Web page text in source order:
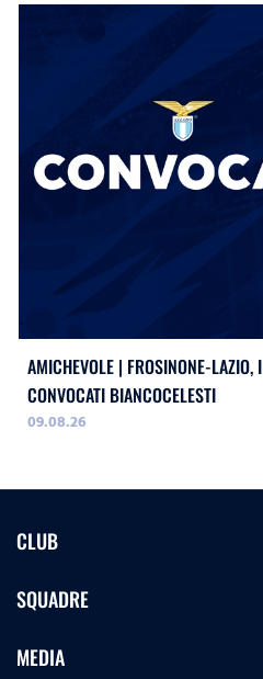
AMICHEVOLE | FROSINONE-LAZIO, I
CONVOCATI BIANCOCELESTI
09.08.26
CLUB
SQUADRE
MEDIA